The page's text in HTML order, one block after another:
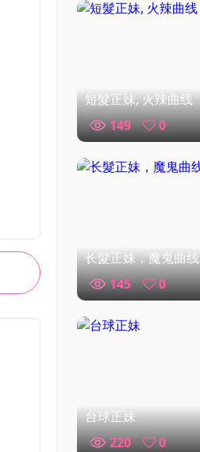
短髮正妹, 火辣曲线
149
0
长髮正妹，魔鬼曲线
145
0
台球正妹
220
0